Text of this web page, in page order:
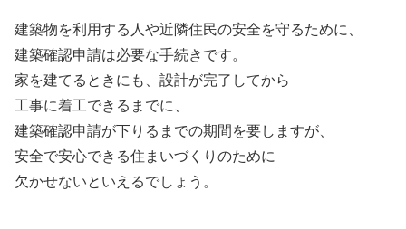
建築物を利用する人や近隣住民の安全を守るために、
建築確認申請は必要な手続きです。
家を建てるときにも、設計が完了してから
工事に着工できるまでに、
建築確認申請が下りるまでの期間を要しますが、
安全で安心できる住まいづくりのために
欠かせないといえるでしょう。